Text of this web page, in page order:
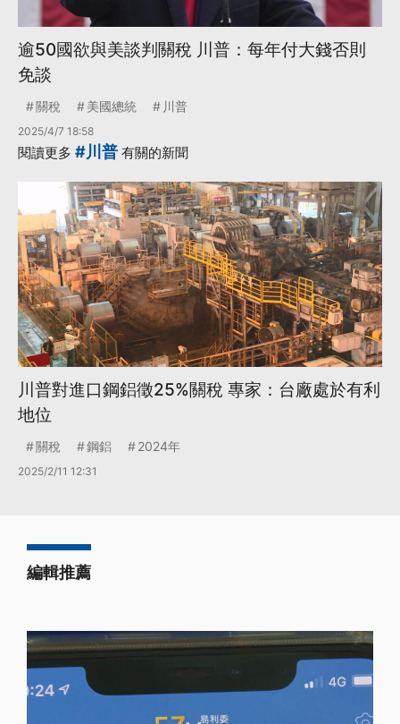
逾50國欲與美談判關稅 川普：每年付大錢否則
免談
關稅 美國總統 川普
2025/4/7 18:58
閱讀更多 #川普 有關的新聞
川普對進口鋼鋁徵25%關稅 專家：台廠處於有利
地位
關稅 鋼鋁 2024年
2025/2/11 12:31
編輯推薦